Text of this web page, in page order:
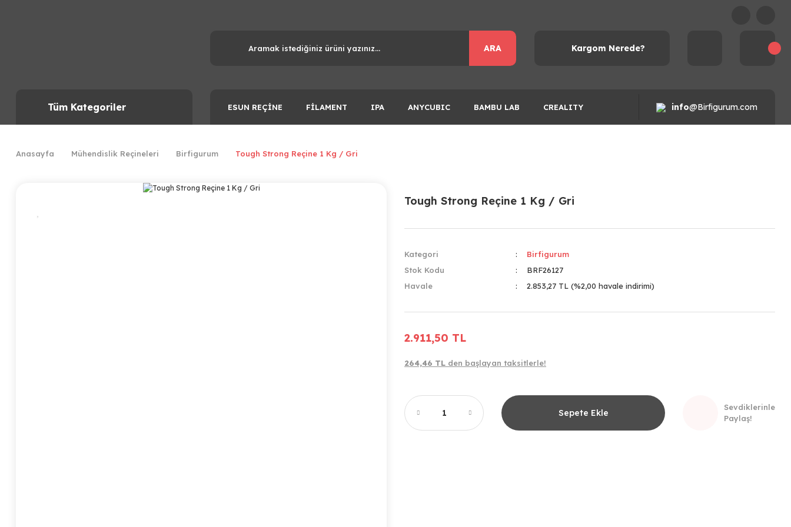
ARA Kargom Nerede?
Tüm Kategoriler ESUN REÇİNE FİLAMENT IPA ANYCUBIC BAMBU LAB CREALITY info@Birfigurum.com
Anasayfa Mühendislik Reçineleri Birfigurum Tough Strong Reçine 1 Kg / Gri
Tough Strong Reçine 1 Kg / Gri
Kategori
Birfigurum
Stok Kodu
BRF26127
Havale
2.853,27 TL (%2,00 havale indirimi)
2.911,50 TL
264,46 TL den başlayan taksitlerle!
Sepete Ekle
Sevdiklerinle
Paylaş!